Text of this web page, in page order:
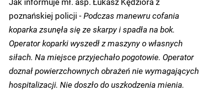
poznańskiej policji -Podczas manewru cofania
koparka zsunęła się ze skarpy i spadła na bok.
Operator koparki wyszedł z maszyny o własnych
siłach. Na miejsce przyjechało pogotowie. Operator
doznał powierzchownych obrażeń nie wymagających
hospitalizacji. Nie doszło do uszkodzenia mienia.